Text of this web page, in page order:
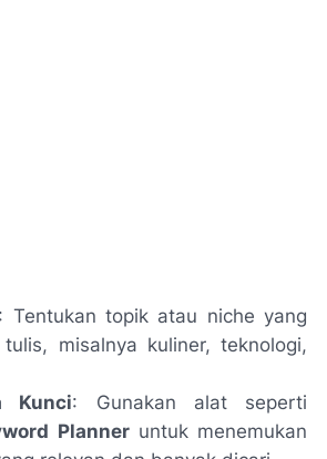
: Tentukan topik atau niche yang
misalnya kuliner, teknologi,
Kunci: Gunakan alat seperti
Planneruntuk menemukan